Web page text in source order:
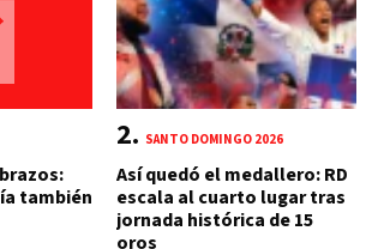
también
SANTO DOMINGO 2026
Así quedó el medallero: RD
escala al cuarto lugar tras
jornada histórica de 15
oros